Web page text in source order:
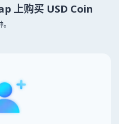
上购买 USD Coin